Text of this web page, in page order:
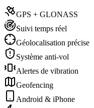
GPS + GLONASS
Suivi temps réel
Géolocalisation précise
Système anti-vol
Alertes de vibration
Geofencing
Android & iPhone